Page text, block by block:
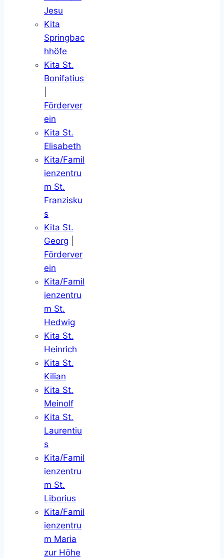
Jesu
Kita
Springbac
hhöfe
Kita St.
Bonifatius
Förderver
ein
Kita St.
Elisabeth
Kita/Famil
ienzentru
m St.
Franzisku
s
Kita St.
Georg
Förderver
ein
Kita/Famil
ienzentru
m St.
Hedwig
Kita St.
Heinrich
Kita St.
Kilian
Kita St.
Meinolf
Kita St.
Laurentiu
s
Kita/Famil
ienzentru
m St.
Liborius
Kita/Famil
ienzentru
m Maria
zur Höhe